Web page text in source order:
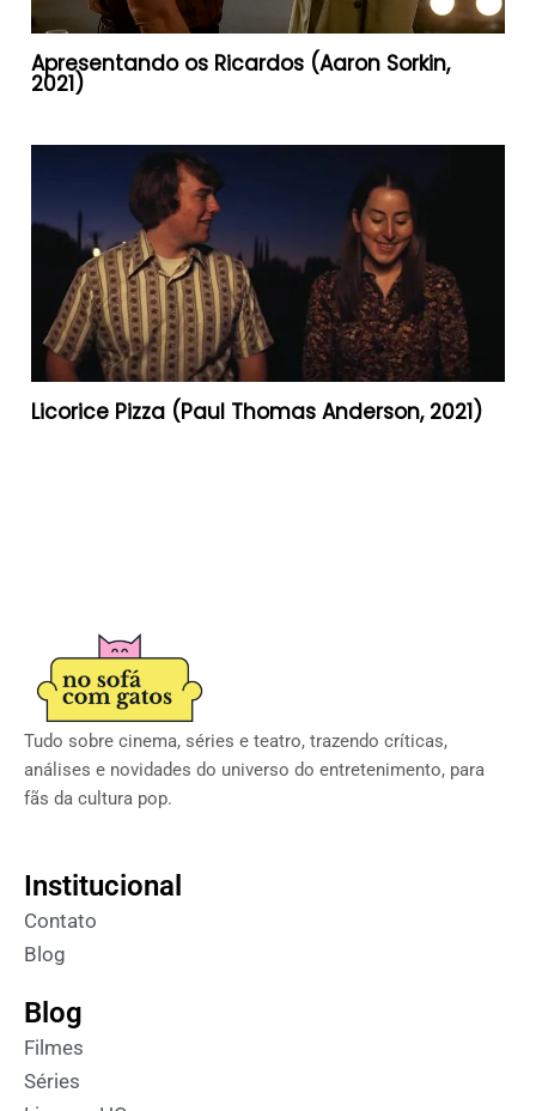
Apresentando os Ricardos (Aaron Sorkin,
2021)
Licorice Pizza (Paul Thomas Anderson, 2021)
Tudo sobre cinema, séries e teatro, trazendo críticas,
análises e novidades do universo do entretenimento, para
fãs da cultura pop.
Institucional
Contato
Blog
Blog
Filmes
Séries